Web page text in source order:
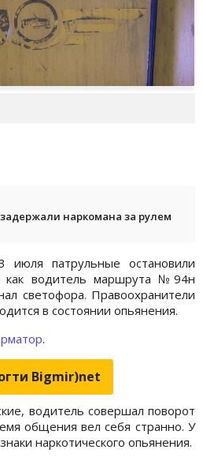
наркомана за рулем
патрульные остановили
как водитель маршрута №94н
светофора. Правоохранители
в состоянии опьянения.
.
Bigmir)net
водитель совершал поворот
общения вел себя странно. У
наркотического опьянения.